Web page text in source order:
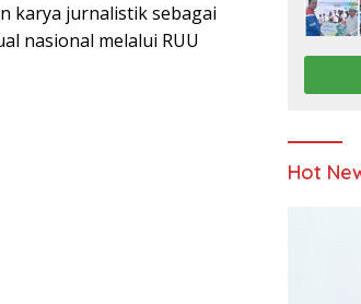
karya jurnalistik sebagai
nasional melalui RUU
Hot